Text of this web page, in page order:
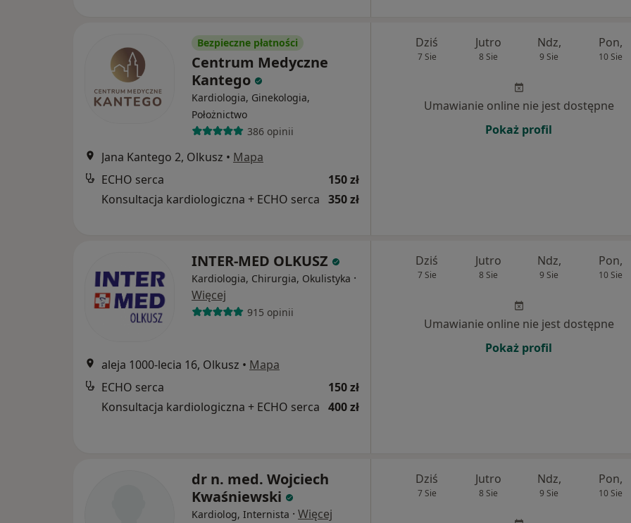
Bezpieczne płatności
Centrum Medyczne
Kantego
Kardiologia, Ginekologia,
Położnictwo
386 opinii
Jana Kantego 2, Olkusz • Mapa
ECHO serca
150 zł
Konsultacja kardiologiczna + ECHO serca 350 zł
Dziś
7 Sie
Jutro
8 Sie
Ndz,
9 Sie
Pon,
10 Sie
Umawianie online nie jest dostępne
Pokaż profil
INTER-MED OLKUSZ
Kardiologia, Chirurgia, Okulistyka ·
Więcej
915 opinii
aleja 1000-lecia 16, Olkusz • Mapa
ECHO serca
150 zł
Konsultacja kardiologiczna + ECHO serca 400 zł
Dziś
7 Sie
Jutro
8 Sie
Ndz,
9 Sie
Pon,
10 Sie
Umawianie online nie jest dostępne
Pokaż profil
dr n. med. Wojciech
Kwaśniewski
Kardiolog, Internista · Więcej
Dziś
7 Sie
Jutro
8 Sie
Ndz,
9 Sie
Pon,
10 Sie